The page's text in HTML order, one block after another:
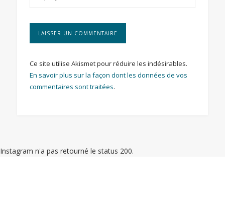
Ce site utilise Akismet pour réduire les indésirables.
En savoir plus sur la façon dont les données de vos
commentaires sont traitées.
Instagram n'a pas retourné le status 200.